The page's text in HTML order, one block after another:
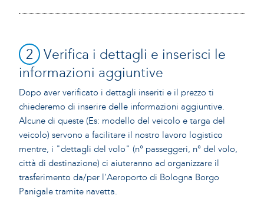
2
Verifica i dettagli e inserisci le
informazioni aggiuntive
Dopo aver verificato i dettagli inseriti e il prezzo ti
chiederemo di inserire delle informazioni aggiuntive.
Alcune di queste (Es: modello del veicolo e targa del
veicolo) servono a facilitare il nostro lavoro logistico
mentre, i "dettagli del volo" (n° passeggeri, n° del volo,
città di destinazione) ci aiuteranno ad organizzare il
trasferimento da/per l'Aeroporto di Bologna Borgo
Panigale tramite navetta.